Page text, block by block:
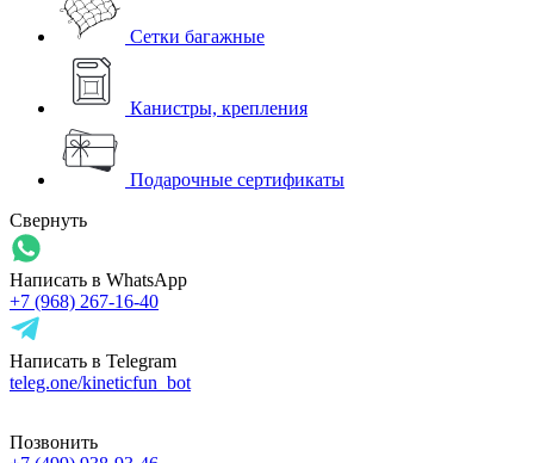
Сетки багажные
Канистры, крепления
Подарочные сертификаты
Свернуть
Написать в WhatsApp
+7 (968) 267-16-40
Написать в Telegram
teleg.one/kineticfun_bot
Позвонить